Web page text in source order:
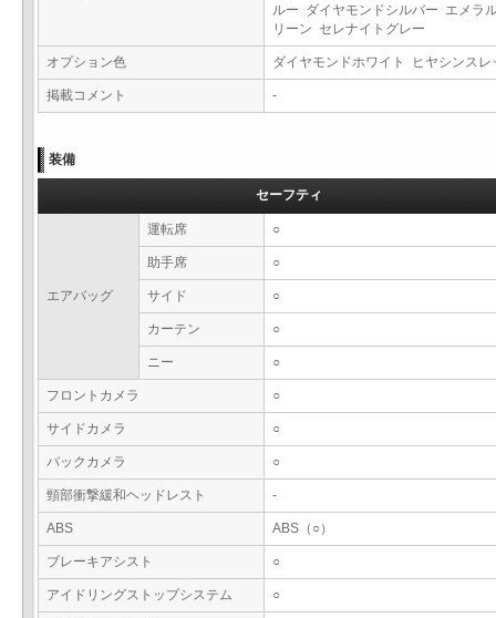
ルー ダイヤモンドシルバー エメラ
リーン セレナイトグレー
オプション色 ダイヤモンドホワイト ヒヤシンス
掲載コメント -
装備
セーフティ
エアバッグ
運転席 ○
助手席 ○
サイド ○
カーテン ○
ニー ○
フロントカメラ ○
サイドカメラ ○
バックカメラ ○
頸部衝撃緩和ヘッドレスト -
ABS ABS（○）
ブレーキアシスト ○
アイドリングストップシステム ○